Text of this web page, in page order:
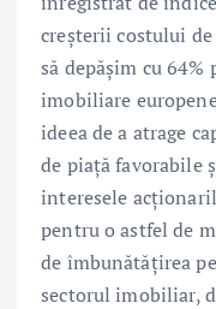
creșterii costului
să depășim cu
imobiliare
ideea de a atrage
de piață favorabile
interesele
pentru o astfel de
de îmbunătățirea
sectorul imobiliar,